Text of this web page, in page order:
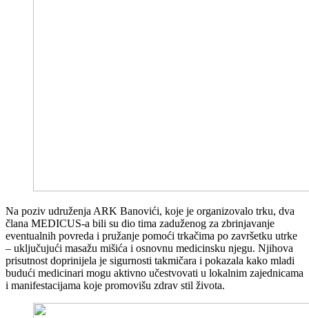
Na poziv udruženja ARK Banovići, koje je organizovalo trku, dva
člana MEDICUS-a bili su dio tima zaduženog za zbrinjavanje
eventualnih povreda i pružanje pomoći trkačima po završetku utrke
– uključujući masažu mišića i osnovnu medicinsku njegu. Njihova
prisutnost doprinijela je sigurnosti takmičara i pokazala kako mladi
budući medicinari mogu aktivno učestvovati u lokalnim zajednicama
i manifestacijama koje promovišu zdrav stil života.